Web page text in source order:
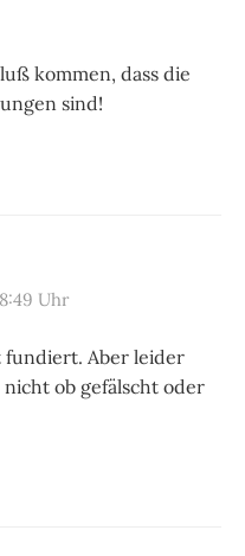
kommen, dass die
sind!
Uhr
fundiert. Aber leider
ob gefälscht oder